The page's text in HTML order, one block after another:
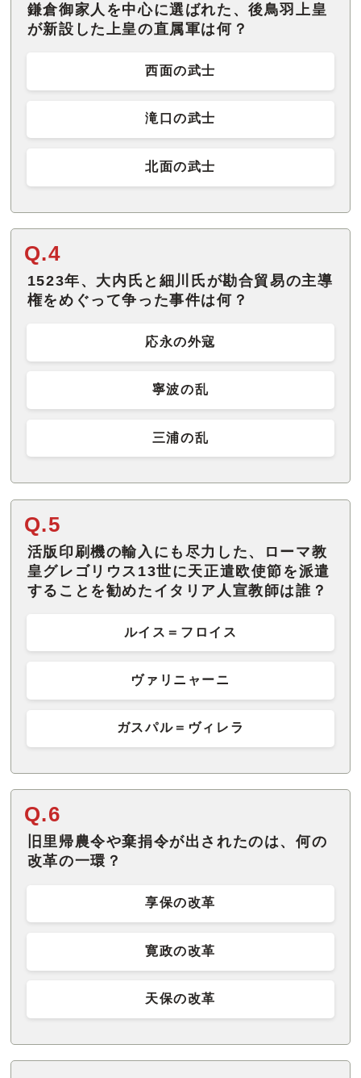
鎌倉御家人を中心に選ばれた、後鳥羽上皇
が新設した上皇の直属軍は何？
西面の武士
滝口の武士
北面の武士
Q.4
1523年、大内氏と細川氏が勘合貿易の主導
権をめぐって争った事件は何？
応永の外寇
寧波の乱
三浦の乱
Q.5
活版印刷機の輸入にも尽力した、ローマ教
皇グレゴリウス13世に天正遣欧使節を派遣
することを勧めたイタリア人宣教師は誰？
ルイス＝フロイス
ヴァリニャーニ
ガスパル＝ヴィレラ
Q.6
旧里帰農令や棄捐令が出されたのは、何の
改革の一環？
享保の改革
寛政の改革
天保の改革